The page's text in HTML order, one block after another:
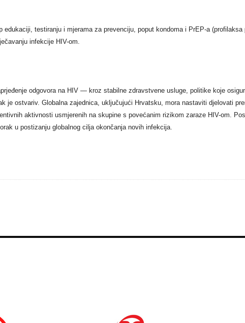
testiranju i mjerama za prevenciju, poput kondoma i PrEP-a (profilaksa
infekcije HIV-om.
odgovora na HIV — kroz stabilne zdravstvene usluge, politike koje
ostvariv. Globalna zajednica, uključujući Hrvatsku, mora nastaviti djelovati
aktivnosti usmjerenih na skupine s povećanim rizikom zaraze HIV-om.
u postizanju globalnog cilja okončanja novih infekcija.